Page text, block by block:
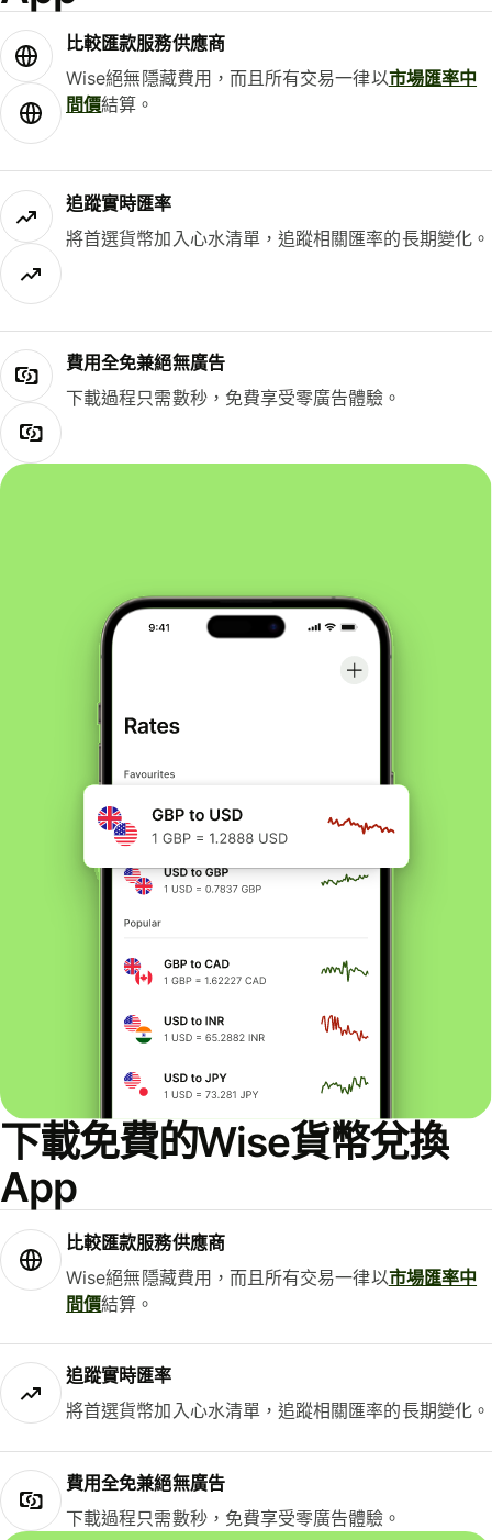
比較匯款服務供應商
Wise絕無隱藏費用，而且所有交易一律以市場匯率中
間價結算。
追蹤實時匯率
將首選貨幣加入心水清單，追蹤相關匯率的長期變化。
費用全免兼絕無廣告
下載過程只需數秒，免費享受零廣告體驗。
下載免費的Wise貨幣兌換
App
比較匯款服務供應商
Wise絕無隱藏費用，而且所有交易一律以市場匯率中
間價結算。
追蹤實時匯率
將首選貨幣加入心水清單，追蹤相關匯率的長期變化。
費用全免兼絕無廣告
下載過程只需數秒，免費享受零廣告體驗。